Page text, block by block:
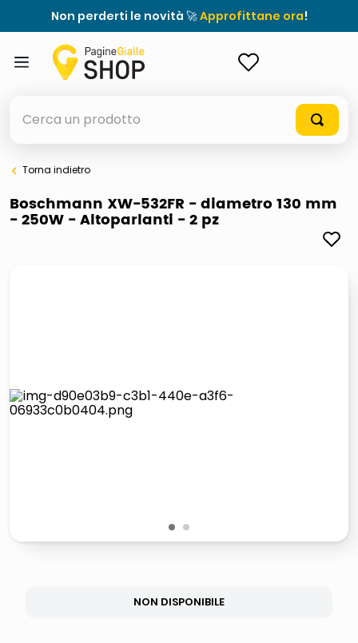
Non perderti le novità 🚀Approfittane ora!
elenchi telefonici
orologio parete
lucidatrice pavimenti
Torna indietro
Boschmann XW-532FR - diametro 130 mm
- 250W - Altoparlanti - 2 pz
1 2
NON DISPONIBILE